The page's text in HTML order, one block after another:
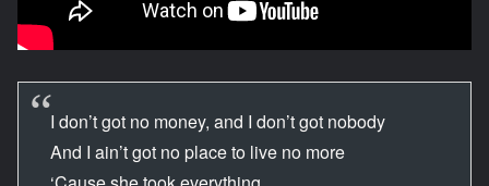
I don’t got no money, and I don’t got nobody
And I ain’t got no place to live no more